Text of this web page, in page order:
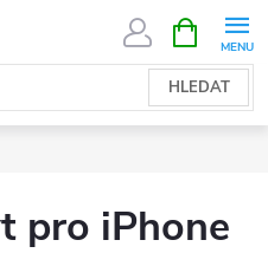
HLEDAT
NÁKUPNÍ
KOŠÍK
pro iPhone